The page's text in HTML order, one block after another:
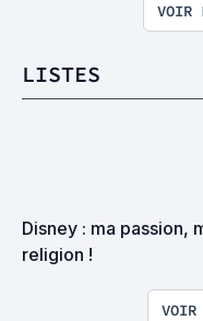
VOIR
LISTES
Disney : ma passion,
religion !